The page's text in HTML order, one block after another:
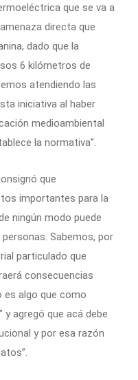
que se va a
directa que
dado que la
6 kilómetros de
atendiendo las
iniciativa al haber
medioambiental
la normativa”.
que
importantes para la
ningún modo puede
Sabemos, por
particulado que
consecuencias
es algo que como
y agregó que acá debe
y por esa razón